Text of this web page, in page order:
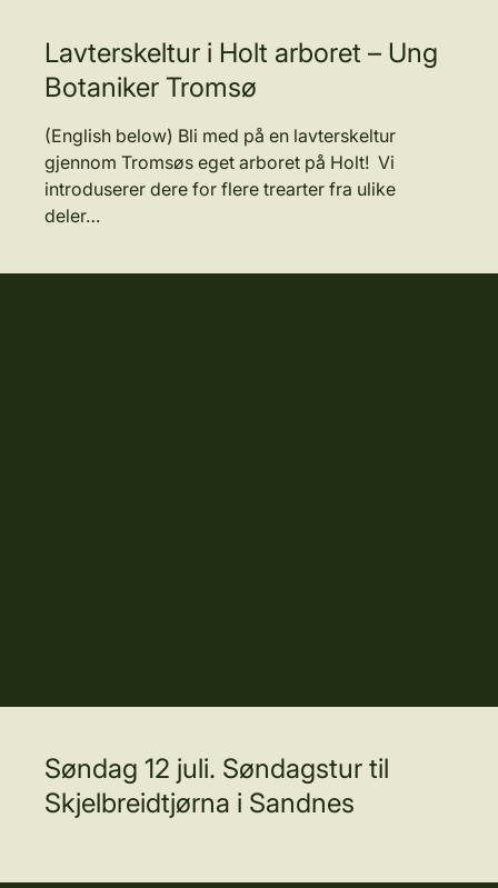
Lavterskeltur i Holt arboret – Ung
Botaniker Tromsø
(English below) Bli med på en lavterskeltur
gjennom Tromsøs eget arboret på Holt! Vi
introduserer dere for flere trearter fra ulike
deler…
Søndag 12 juli. Søndagstur til
Skjelbreidtjørna i Sandnes